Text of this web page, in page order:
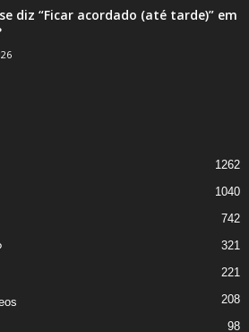
diz “Ficar acordado (até tarde)” em
1262
1040
742
321
221
208
98